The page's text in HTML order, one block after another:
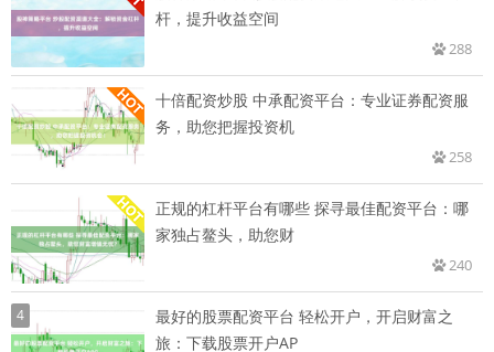
杆，提升收益空间
288
十倍配资炒股 中承配资平台：专业证券配资服
务，助您把握投资机
258
正规的杠杆平台有哪些 探寻最佳配资平台：哪
家独占鳌头，助您财
240
4
最好的股票配资平台 轻松开户，开启财富之
旅：下载股票开户AP